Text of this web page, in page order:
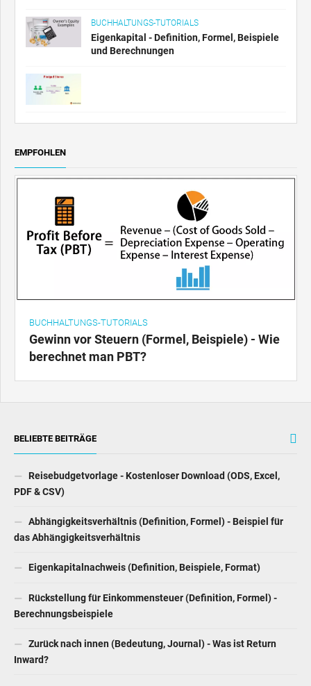
BUCHHALTUNGS-TUTORIALS
Eigenkapital - Definition, Formel, Beispiele
und Berechnungen
EMPFOHLEN
BUCHHALTUNGS-TUTORIALS
Gewinn vor Steuern (Formel, Beispiele) - Wie
berechnet man PBT?
BELIEBTE BEITRÄGE
Reisebudgetvorlage - Kostenloser Download (ODS, Excel,
PDF & CSV)
Abhängigkeitsverhältnis (Definition, Formel) - Beispiel für
das Abhängigkeitsverhältnis
Eigenkapitalnachweis (Definition, Beispiele, Format)
Rückstellung für Einkommensteuer (Definition, Formel) -
Berechnungsbeispiele
Zurück nach innen (Bedeutung, Journal) - Was ist Return
Inward?